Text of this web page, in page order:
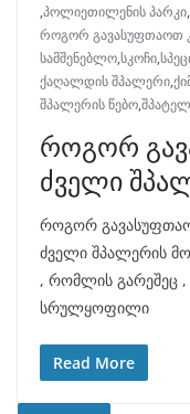
,პოლიეთილენის პარკი,
როგორ გავასუფთაოთ
სამშენებლო,სკოჩი,
ქაღალდის შპალერი,
შპალერის წებო,
როგორ
ძველი
როგორ
ძველი შპალერის
, რომლის გარეშეც
სრულყოფილი
Read More